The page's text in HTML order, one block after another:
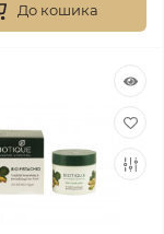
До кошика